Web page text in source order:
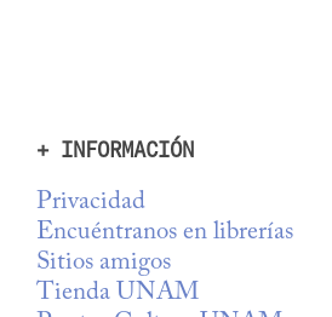
+ INFORMACIÓN
Privacidad
Encuéntranos en librerías
Sitios amigos
Tienda UNAM